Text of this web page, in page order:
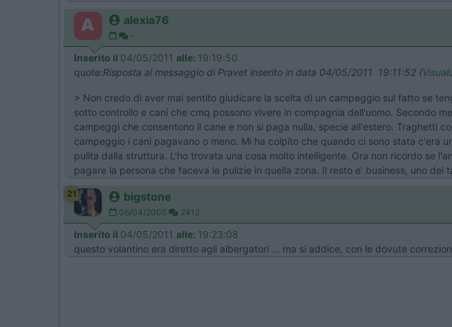
alexia76
-
Inserito il 04/05/2011 alle: 19:19:50
quote:Risposta al messaggio di Pravet inserito in data 04/05/2011 19:11:52 (
> Non credo di aver mai sentito giudicare la scelta di un campeggio sul fatto se
sotto controllo e cani che cmq possono vivere in compagnia dell'uomo. Secondo
campeggi che consentono il cane e non si paga nulla, specie all'estero. Traghetti
campeggio i cani pagavano o meno. Mi ha colpito che quando ci sono stata c'era
pulita dalla struttura. L'ho trovata una cosa molto intelligente. Ora non ricordo se
pagare la persona che faceva le pulizie in quella zona. Il resto e' business, uno
21 bigstone
06/04/2005 2412
Inserito il 04/05/2011 alle: 19:23:08
questo volantino era diretto agli albergatori ... ma si addice, con le dovute